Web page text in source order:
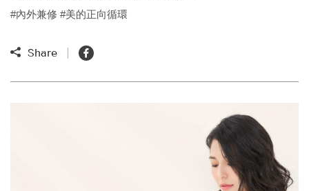
#內外兼修 #美的正向循環
Share